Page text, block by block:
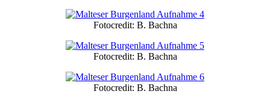
Fotocredit: B. Bachna
Fotocredit: B. Bachna
Fotocredit: B. Bachna